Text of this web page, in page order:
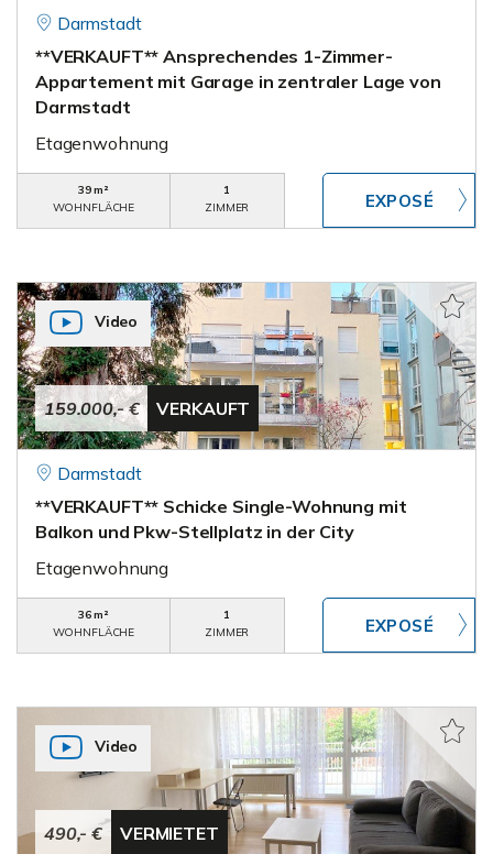
Darmstadt
**VERKAUFT** Ansprechendes 1-Zimmer-
Appartement mit Garage in zentraler Lage von
Darmstadt
Etagenwohnung
39 m²
WOHNFLÄCHE
1
ZIMMER
159.000,- € VERKAUFT
Video
Darmstadt
**VERKAUFT** Schicke Single-Wohnung mit
Balkon und Pkw-Stellplatz in der City
Etagenwohnung
36 m²
WOHNFLÄCHE
1
ZIMMER
490,- € VERMIETET
Video